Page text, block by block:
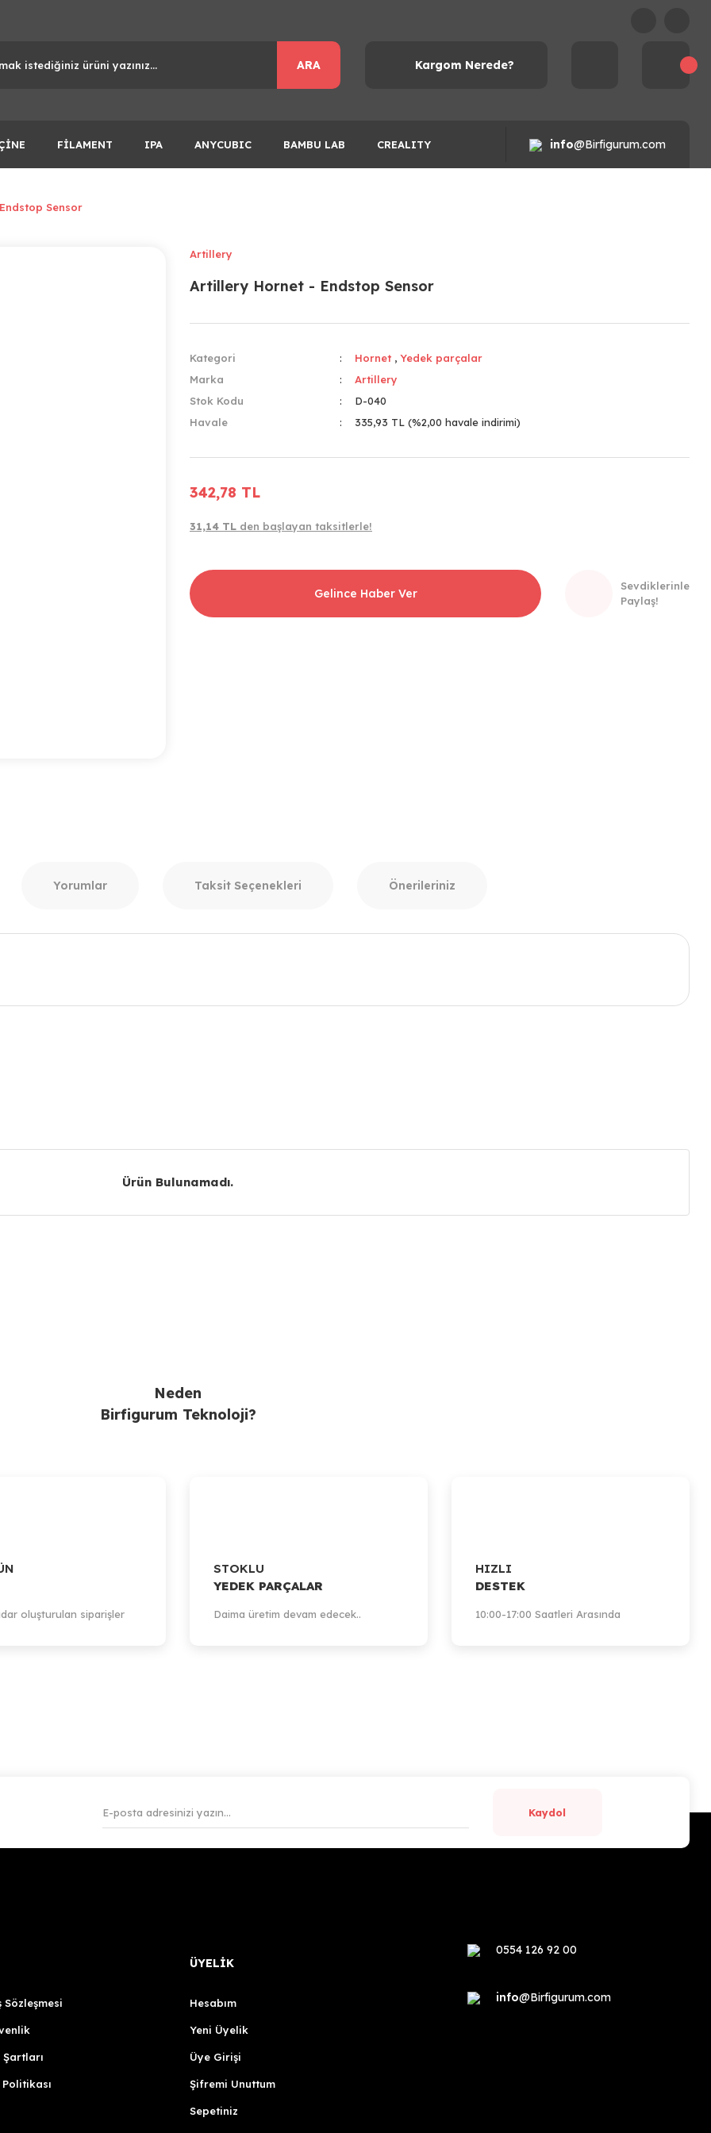
ARA Kargom Nerede?
FİLAMENT IPA ANYCUBIC BAMBU LAB CREALITY info@Birfigurum.com
Sensor
Artillery
Artillery Hornet - Endstop Sensor
Kategori Hornet , Yedek parçalar
Marka
Artillery
Stok Kodu
D-040
Havale
335,93 TL (%2,00 havale indirimi)
342,78 TL
31,14 TL den başlayan taksitlerle!
Gelince Haber Ver
Sevdiklerinle
Paylaş!
Yorumlar Taksit Seçenekleri Önerileriniz
Ürün Bulunamadı.
Neden
Birfigurum Teknoloji?
oluşturulan siparişler
STOKLU
YEDEK PARÇALAR
Daima üretim devam edecek..
HIZLI
DESTEK
10:00-17:00 Saatleri Arasında
Kaydol
Sözleşmesi
ÜYELİK
Hesabım
Yeni Üyelik
Üye Girişi
Şifremi Unuttum
Sepetiniz
0554 126 92 00
info@Birfigurum.com